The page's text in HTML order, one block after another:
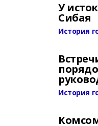
У
Сибая
История
История